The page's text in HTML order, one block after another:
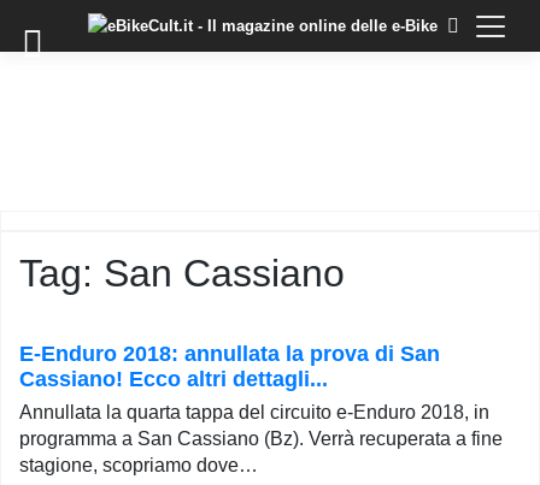
×
TUTORIAL
DI
EBIKECULT
CONTATTI
PRIVACY
Tag: San Cassiano
E-Enduro 2018: annullata la prova di San
Cassiano! Ecco altri dettagli...
Annullata la quarta tappa del circuito e-Enduro 2018, in
programma a San Cassiano (Bz). Verrà recuperata a fine
stagione, scopriamo dove…